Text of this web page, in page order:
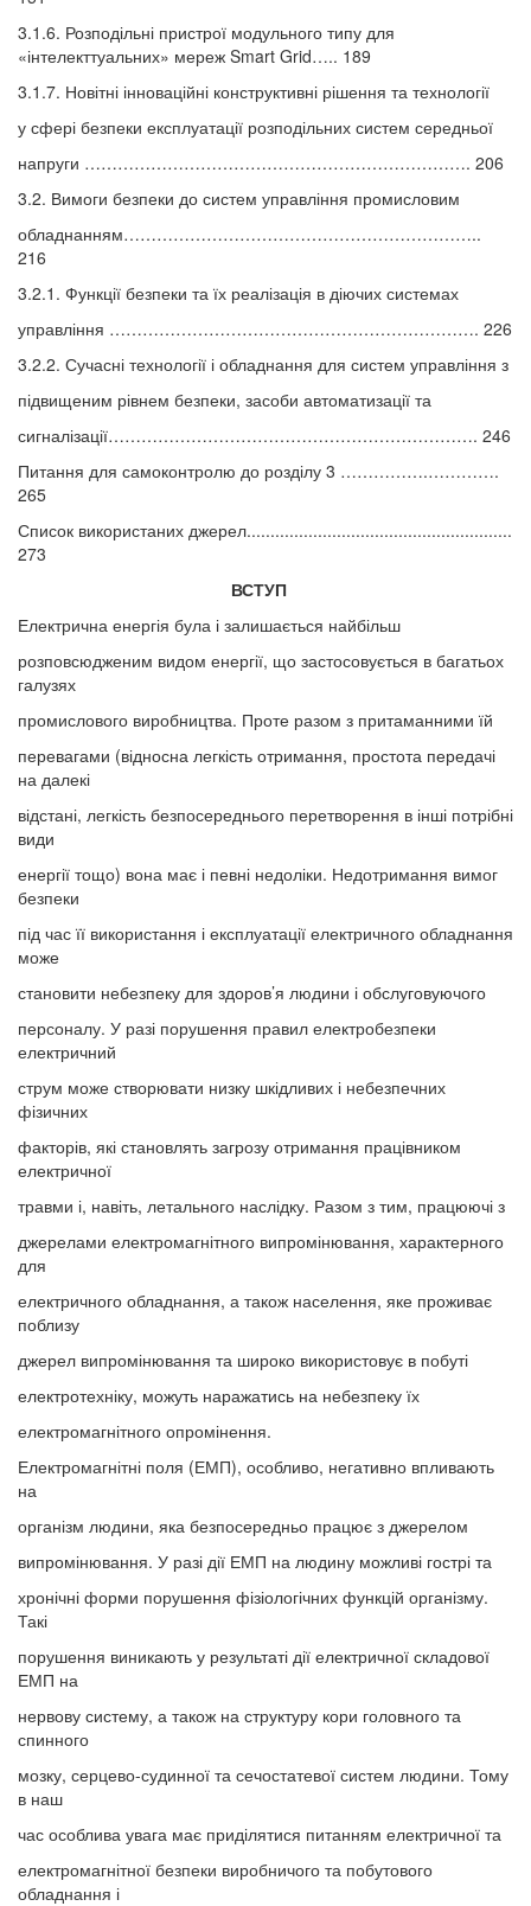
3.1.6. Розподільні пристрої модульного типу для
«інтелекттуальних» мереж Smart Grid….. 189
3.1.7. Новітні інноваційні конструктивні рішення та технології
у сфері безпеки експлуатації розподільних систем середньої
напруги ……………………………………………………………. 206
3.2. Вимоги безпеки до систем управління промисловим
обладнанням………………………………………………………..
216
3.2.1. Функції безпеки та їх реалізація в діючих системах
управління …………………………………………………………. 226
3.2.2. Сучасні технології і обладнання для систем управління з
підвищеним рівнем безпеки, засоби автоматизації та
сигналізації…………………………………………………………. 246
Питання для самоконтролю до розділу 3 …………….………….
265
Список використаних джерел........................................................
273
ВСТУП
Електрична енергія була і залишається найбільш
розповсюдженим видом енергії, що застосовується в багатьох
галузях
промислового виробництва. Проте разом з притаманними їй
перевагами (відносна легкість отримання, простота передачі
на далекі
відстані, легкість безпосереднього перетворення в інші потрібні
види
енергії тощо) вона має і певні недоліки. Недотримання вимог
безпеки
під час її використання і експлуатації електричного обладнання
може
становити небезпеку для здоров’я людини і обслуговуючого
персоналу. У разі порушення правил електробезпеки
електричний
струм може створювати низку шкідливих і небезпечних
фізичних
факторів, які становлять загрозу отримання працівником
електричної
травми і, навіть, летального наслідку. Разом з тим, працюючі з
джерелами електромагнітного випромінювання, характерного
для
електричного обладнання, а також населення, яке проживає
поблизу
джерел випромінювання та широко використовує в побуті
електротехніку, можуть наражатись на небезпеку їх
електромагнітного опромінення.
Електромагнітні поля (ЕМП), особливо, негативно впливають
на
організм людини, яка безпосередньо працює з джерелом
випромінювання. У разі дії ЕМП на людину можливі гострі та
хронічні форми порушення фізіологічних функцій організму.
Такі
порушення виникають у результаті дії електричної складової
ЕМП на
нервову систему, а також на структуру кори головного та
спинного
мозку, серцево-судинної та сечостатевої систем людини. Тому
в наш
час особлива увага має приділятися питанням електричної та
електромагнітної безпеки виробничого та побутового
обладнання і